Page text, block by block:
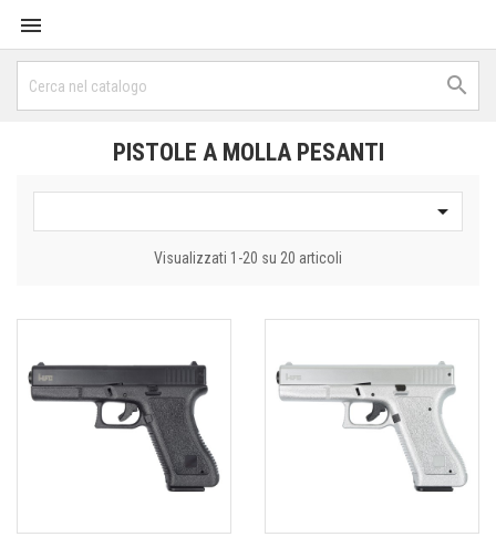


PISTOLE A MOLLA PESANTI

Visualizzati 1-20 su 20 articoli